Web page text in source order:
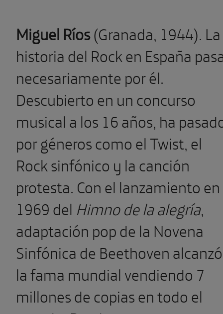
Miguel Ríos(Granada, 1944). La
historia del Rock en España
necesariamente por él.
Descubierto en un concurso
musical a los 16 años, ha
por géneros como el Twist, el
Rock sinfónico y la canción
protesta. Con el lanzamiento en
1969 del Himno de la alegría,
adaptación pop de la Novena
Sinfónica de Beethoven alcanzó
la fama mundial vendiendo 7
millones de copias en todo el